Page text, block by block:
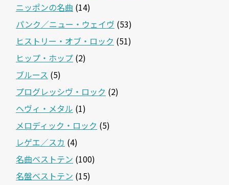
ニッポンの名曲 (14)
パンク／ニュー・ウェイヴ (53)
ヒストリー・オブ・ロック (51)
ヒップ・ホップ (2)
ブルース (5)
プログレッシヴ・ロック (2)
ヘヴィ・メタル (1)
メロディック・ロック (5)
レゲエ／スカ (4)
名曲ベストテン (100)
名盤ベストテン (15)